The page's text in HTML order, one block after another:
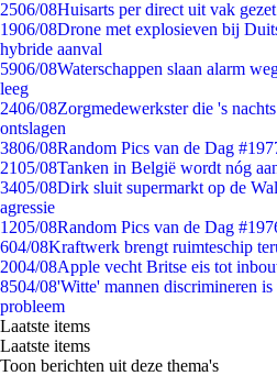
2506/08Huisarts per direct uit vak
1906/08Drone met explosieven bij
hybride aanval
5906/08Waterschappen slaan alarm
leeg
2406/08Zorgmedewerkster die 's
ontslagen
3806/08Random Pics van de Dag
2105/08Tanken in België wordt nóg
3405/08Dirk sluit supermarkt op de
agressie
1205/08Random Pics van de Dag
604/08Kraftwerk brengt ruimteschip
2004/08Apple vecht Britse eis tot
8504/08'Witte' mannen discrimineren
probleem
Laatste items
Laatste items
Toon berichten uit deze thema's